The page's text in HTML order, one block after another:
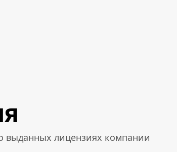
выданных лицензиях компании